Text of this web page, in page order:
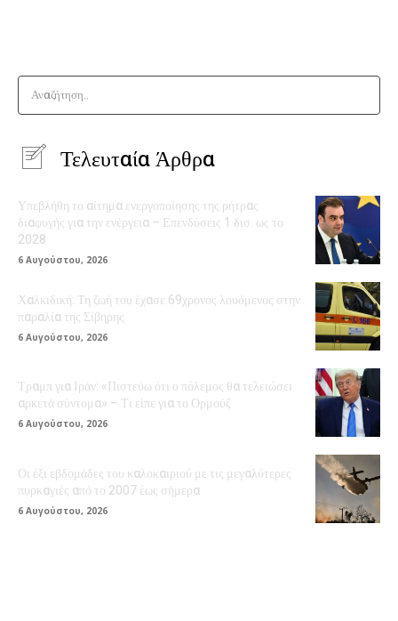
Αναζήτηση..
Τελευταία Άρθρα
Υπεβλήθη το αίτημα ενεργοποίησης της ρήτρας
διαφυγής για την ενέργεια – Επενδύσεις 1 δισ. ως το
2028
6 Αυγούστου, 2026
Χαλκιδική: Τη ζωή του έχασε 69χρονος λουόμενος στην
παραλία της Σίβηρης
6 Αυγούστου, 2026
Τραμπ για Ιράν: «Πιστεύω ότι ο πόλεμος θα τελειώσει
αρκετά σύντομα» – Τι είπε για το Ορμούζ
6 Αυγούστου, 2026
Οι έξι εβδομάδες του καλοκαιριού με τις μεγαλύτερες
πυρκαγιές από το 2007 έως σήμερα
6 Αυγούστου, 2026